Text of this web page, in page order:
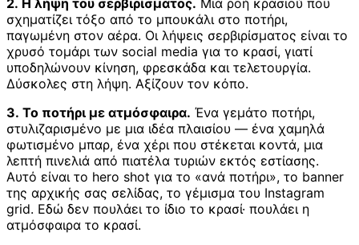
2. Η λήψη του σερβιρίσματος. Μια ροή κρασιού που
σχηματίζει τόξο από το μπουκάλι στο ποτήρι,
παγωμένη στον αέρα. Οι λήψεις σερβιρίσματος είναι το
χρυσό τομάρι των social media για το κρασί, γιατί
υποδηλώνουν κίνηση, φρεσκάδα και τελετουργία.
Δύσκολες στη λήψη. Αξίζουν τον κόπο.
3. Το ποτήρι με ατμόσφαιρα. Ένα γεμάτο ποτήρι,
στυλιζαρισμένο με μια ιδέα πλαισίου — ένα χαμηλά
φωτισμένο μπαρ, ένα χέρι που στέκεται κοντά, μια
λεπτή πινελιά από πιατέλα τυριών εκτός εστίασης.
Αυτό είναι το hero shot για το «ανά ποτήρι», το banner
της αρχικής σας σελίδας, το γέμισμα του Instagram
grid. Εδώ δεν πουλάει το ίδιο το κρασί· πουλάει η
ατμόσφαιρα το κρασί.